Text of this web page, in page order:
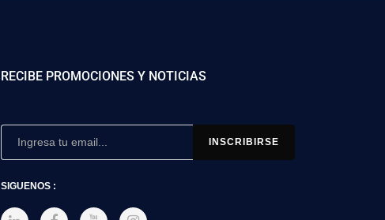
RECIBE PROMOCIONES Y NOTICIAS
SIGUENOS :